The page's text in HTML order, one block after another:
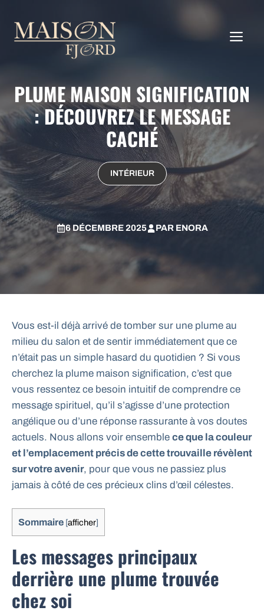
contenu
PLUME MAISON SIGNIFICATION
: DÉCOUVREZ LE MESSAGE
CACHÉ
INTÉRIEUR
6 DÉCEMBRE 2025 PAR ENORA
Vous est-il déjà arrivé de tomber sur une plume au
milieu du salon et de sentir immédiatement que ce
n’était pas un simple hasard du quotidien ? Si vous
cherchez la plume maison signification, c’est que
vous ressentez ce besoin intuitif de comprendre ce
message spirituel, qu’il s’agisse d’une protection
angélique ou d’une réponse rassurante à vos doutes
actuels. Nous allons voir ensemble ce que la couleur
et l’emplacement précis de cette trouvaille révèlent
sur votre avenir, pour que vous ne passiez plus
jamais à côté de ces précieux clins d’œil célestes.
Sommaire [afficher]
Les messages principaux
derrière une plume trouvée
chez soi